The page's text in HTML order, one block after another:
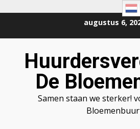
inhoud
augustus 6,
De
Samen staan we sterker!